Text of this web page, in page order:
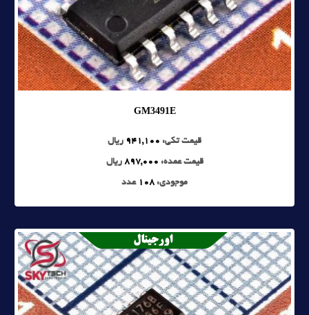
GM3491E
قیمت تکی: 941,100 ریال
قیمت عمده: 897,000 ریال
موجودی: 108 عدد